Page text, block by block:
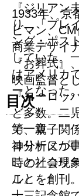
『ジリアン
り、「プレ
ング・ポス
していた。
はアメリカ
ーとなった
1933年、京
ビマン、
商業デザイ
『お葬式』
映画監督と
『ヨーロッ
ど多数。二
で、親子関
神分析につ
時の社会現
ル』を創刊
目次
第一章
コリーヌが
こと／コリ
こと